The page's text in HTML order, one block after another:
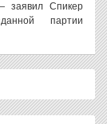
Спикер
партии